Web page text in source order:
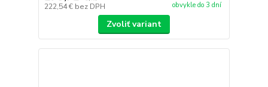
222,54 € bez DPH obvykle do 3 dní
Zvoliť variant